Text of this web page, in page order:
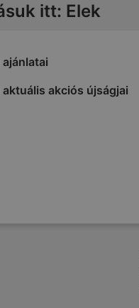
itt: Elek
ajánlatai
aktuális akciós újságjai